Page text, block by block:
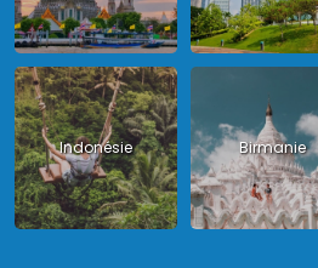
Indonésie Birmanie